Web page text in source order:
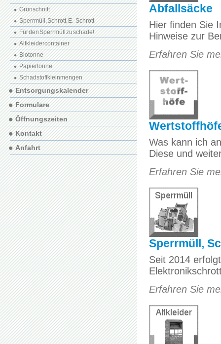
Abfallsäcke
Hier finden Sie
Hinweise zur
Erfahren Sie
Was kann ich
Diese und
Erfahren Sie
Sperrmüll,
Seit 2014
Erfahren Sie
Grünschnitt
Sperrmüll, Schrott, E.-Schrott
Für den Sperrmüll zu schade!
Altkleidercontainer
Biotonne
Papiertonne
Schadstoffkleinmengen
Entsorgungskalender
Formulare
Öffnungszeiten
Kontakt
Anfahrt